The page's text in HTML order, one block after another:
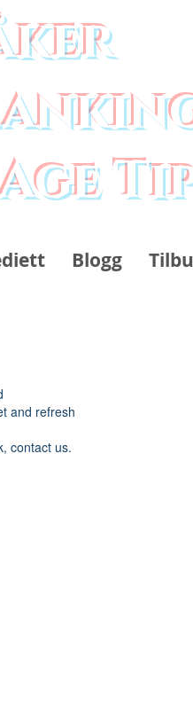
Blogg
and refresh
contact us.